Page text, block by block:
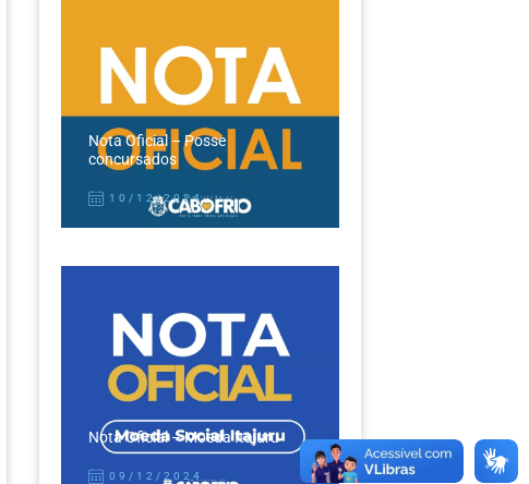
Nota Oficial – Posse
concursados
10/12/2024
Nota Oficial – Moeda Itajuru
09/12/2024